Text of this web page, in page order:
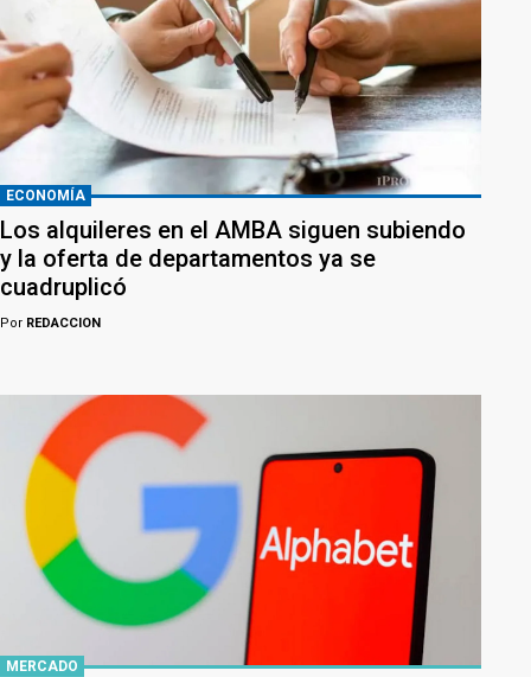
ECONOMÍA
Los alquileres en el AMBA siguen subiendo
y la oferta de departamentos ya se
cuadruplicó
Por REDACCION
MERCADO